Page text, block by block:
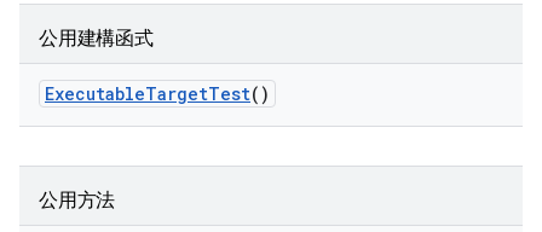
公用建構函式
ExecutableTargetTest()
公用方法